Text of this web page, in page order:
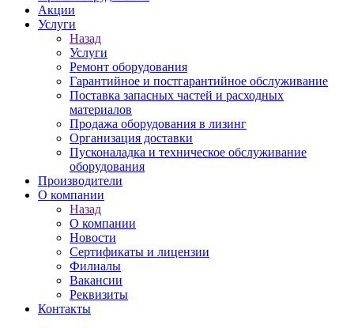
Акции
Услуги
Назад
Услуги
Ремонт оборудования
Гарантийное и постгарантийное обслуживание
Поставка запасных частей и расходных
материалов
Продажа оборудования в лизинг
Организация доставки
Пусконаладка и техническое обслуживание
оборудования
Производители
О компании
Назад
О компании
Новости
Сертификаты и лицензии
Филиалы
Вакансии
Реквизиты
Контакты